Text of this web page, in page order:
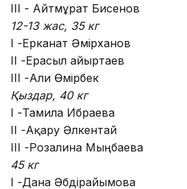
III - Айтмұрат Бисенов
12-13 жас, 35 кг
I -Ерканат Әмірханов
II -Ерасыл Қайыртаев
III -Али Өмірбек
Қыздар, 40 кг
I -Тамила Ибраева
II -Ақару Әлкентай
III -Розалина Мыңбаева
45 кг
I -Дана Әбдірайымова